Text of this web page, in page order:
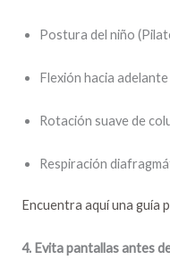
Postura del niño
Flexión hacia
Rotación suave de
Respiración
Encuentra aquí una guía
4. Evita pantallas antes